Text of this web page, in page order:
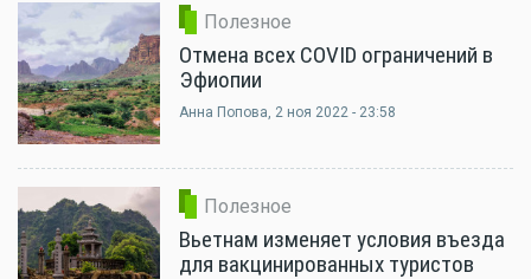
Полезное
Отмена всех COVID ограничений в
Эфиопии
Анна Попова, 2 ноя 2022 - 23:58
Полезное
Вьетнам изменяет условия въезда
для вакцинированных туристов